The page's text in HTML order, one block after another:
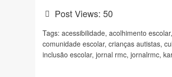
Post Views: 50
Tags: acessibilidade, acolhimento escolar,
comunidade escolar, crianças autistas,
inclusão escolar, jornal rmc, jornalrmc,